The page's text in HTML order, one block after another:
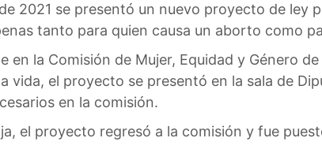
2021 se presentó un nuevo proyecto de
tanto para quien causa un aborto como
en la Comisión de Mujer, Equidad y Género
el proyecto se presentó en la sala de
en la comisión.
el proyecto regresó a la comisión y fue